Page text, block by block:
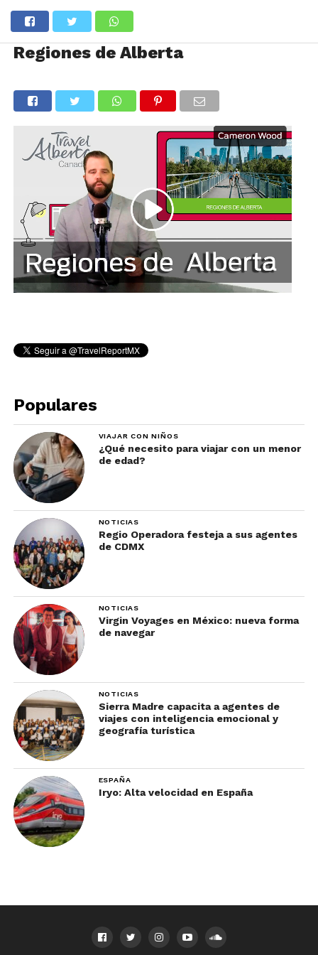
Regiones de Alberta
Populares
VIAJAR CON NIÑOS
¿Qué necesito para viajar con un menor
de edad?
NOTICIAS
Regio Operadora festeja a sus agentes
de CDMX
NOTICIAS
Virgin Voyages en México: nueva forma
de navegar
NOTICIAS
Sierra Madre capacita a agentes de
viajes con inteligencia emocional y
geografía turística
ESPAÑA
Iryo: Alta velocidad en España